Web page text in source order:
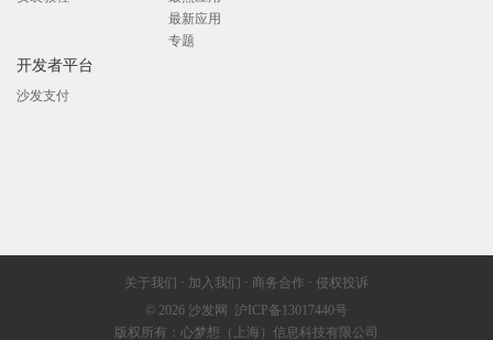
最新应用
专题
开发者平台
沙发支付
关于我们 · 加入我们 · 商务合作 · 侵权投诉
© 2026 沙发网
沪ICP备13017440号
版权所有：心梦想（上海）信息科技有限公司